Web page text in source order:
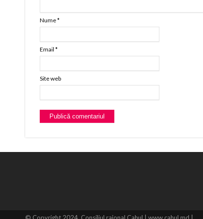
Nume*
Email *
Site web
© Copyright 2024, Consiliul raional Cahul | www.cahul.md |